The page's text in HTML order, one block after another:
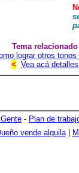
Tema
lograr otros
< Vea acá
- Plan de
vende alquila|